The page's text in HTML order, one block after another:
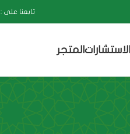
تابعنا على :
الاستشارات المتجر